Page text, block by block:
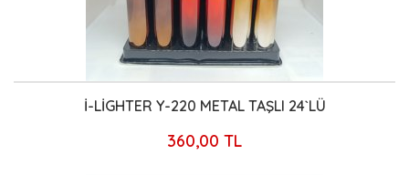
İ-LİGHTER Y-220 METAL TAŞLI 24`LÜ
360,00 TL